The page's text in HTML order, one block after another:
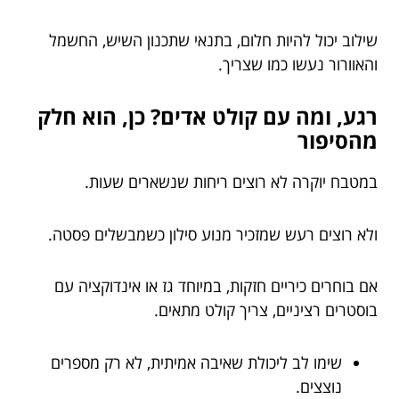
שילוב יכול להיות חלום, בתנאי שתכנון השיש, החשמל
והאוורור נעשו כמו שצריך.
רגע, ומה עם קולט אדים? כן, הוא חלק
מהסיפור
במטבח יוקרה לא רוצים ריחות שנשארים שעות.
ולא רוצים רעש שמזכיר מנוע סילון כשמבשלים פסטה.
אם בוחרים כיריים חזקות, במיוחד גז או אינדוקציה עם
בוסטרים רציניים, צריך קולט מתאים.
שימו לב ליכולת שאיבה אמיתית, לא רק מספרים
נוצצים.